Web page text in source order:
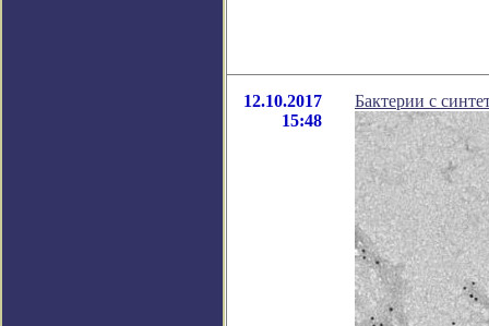
12.10.2017
15:48
Бактерии с